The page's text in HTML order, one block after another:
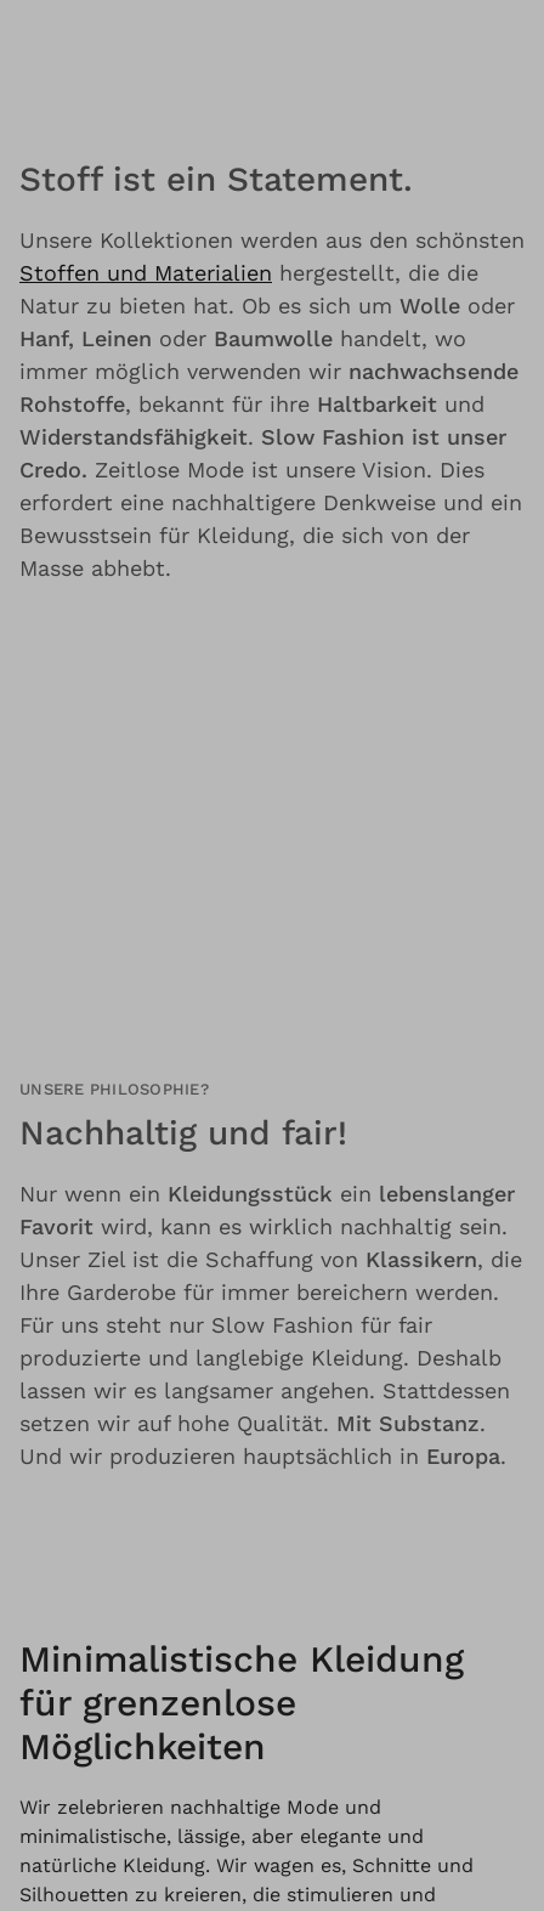
Stoff ist ein Statement.
Unsere Kollektionen werden aus den schönsten
Stoffen und Materialien hergestellt, die die
Natur zu bieten hat. Ob es sich um Wolle oder
Hanf, Leinen oder Baumwolle handelt, wo
immer möglich verwenden wir nachwachsende
Rohstoffe, bekannt für ihre Haltbarkeit und
Widerstandsfähigkeit. Slow Fashion ist unser
Credo. Zeitlose Mode ist unsere Vision. Dies
erfordert eine nachhaltigere Denkweise und ein
Bewusstsein für Kleidung, die sich von der
Masse abhebt.
UNSERE PHILOSOPHIE?
Nachhaltig und fair!
Nur wenn ein Kleidungsstück ein lebenslanger
Favorit wird, kann es wirklich nachhaltig sein.
Unser Ziel ist die Schaffung von Klassikern, die
Ihre Garderobe für immer bereichern werden.
Für uns steht nur Slow Fashion für fair
produzierte und langlebige Kleidung. Deshalb
lassen wir es langsamer angehen. Stattdessen
setzen wir auf hohe Qualität. Mit Substanz.
Und wir produzieren hauptsächlich in Europa.
Minimalistische Kleidung
für grenzenlose
Möglichkeiten
Wir zelebrieren nachhaltige Mode und
minimalistische, lässige, aber elegante und
natürliche Kleidung. Wir wagen es, Schnitte und
Silhouetten zu kreieren, die stimulieren und